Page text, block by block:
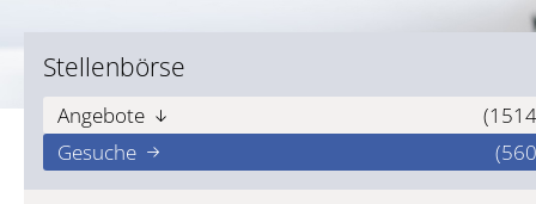
Stellenbörse
Angebote
Gesuche